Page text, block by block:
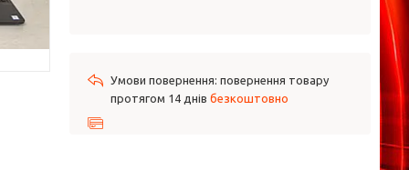
повернення товару
протягом 14 днів безкоштовно